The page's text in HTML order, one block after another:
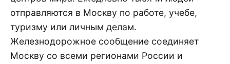
отправляются в Москву по работе, учебе,
туризму или личным делам.
Железнодорожное сообщение соединяет
Москву со всеми регионами России и